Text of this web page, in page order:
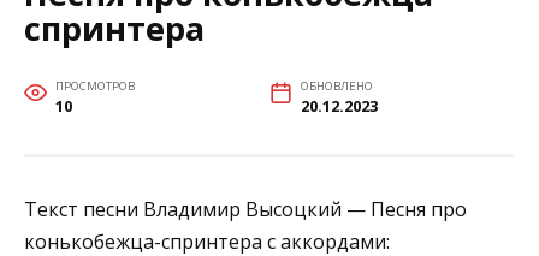
спринтера
ПРОСМОТРОВ
10
ОБНОВЛЕНО
20.12.2023
Текст песни Владимир Высоцкий — Песня про
конькобежца-спринтера с аккордами: